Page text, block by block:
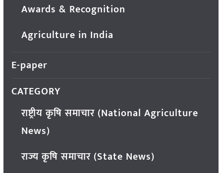
Awards & Recognition
Agriculture in India
E-paper
CATEGORY
राष्ट्रीय कृषि समाचार (National Agriculture
News)
राज्य कृषि समाचार (State News)